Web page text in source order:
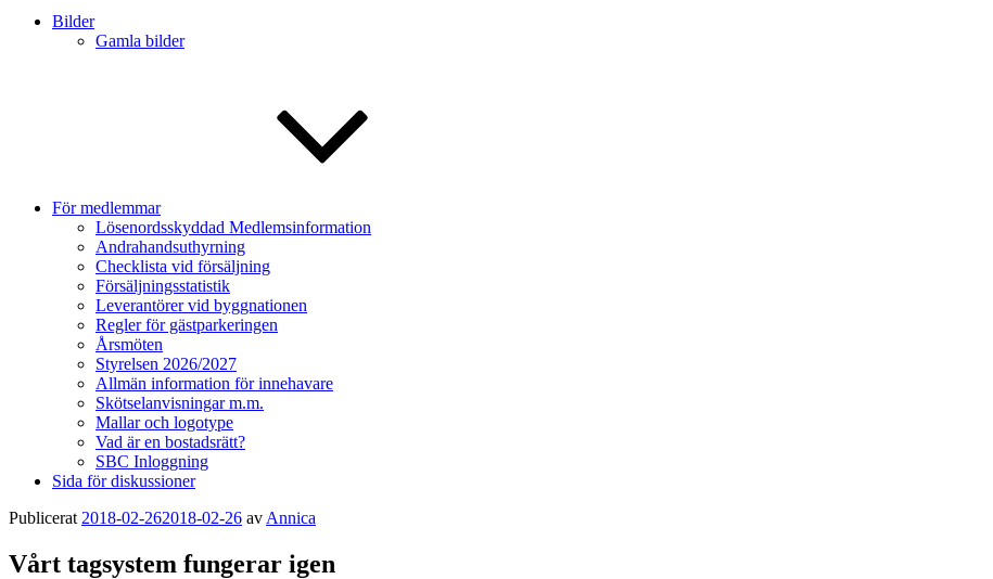
Bilder
Gamla bilder
För medlemmar
Lösenordsskyddad Medlemsinformation
Andrahandsuthyrning
Checklista vid försäljning
Försäljningsstatistik
Leverantörer vid byggnationen
Regler för gästparkeringen
Årsmöten
Styrelsen 2026/2027
Allmän information för innehavare
Skötselanvisningar m.m.
Mallar och logotype
Vad är en bostadsrätt?
SBC Inloggning
Sida för diskussioner
Publicerat 2018-02-262018-02-26 av Annica
Vårt tagsystem fungerar igen